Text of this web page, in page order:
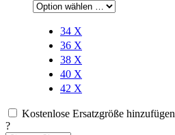
34 X
36 X
38 X
40 X
42 X
Kostenlose Ersatzgröße hinzufügen
?